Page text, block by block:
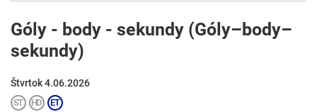
Góly - body - sekundy (Góly–body–
sekundy)
Štvrtok 4.06.2026